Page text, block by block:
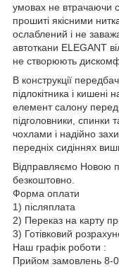
умовах не втрачаючи
прошиті якісними
ослаблений і не
автоткани ELEGANT
не створюють
В конструкції
підлокітника і кишені
елемент салону
підголовники, спинки
чохлами і надійно
передніх сидіннях
Відправляємо Новою
безкоштовно.
Форма оплати
1) післяплата
2) Переказ на карту
3) Готівковий
Наш графік роботи :
Прийом замовлень 8-